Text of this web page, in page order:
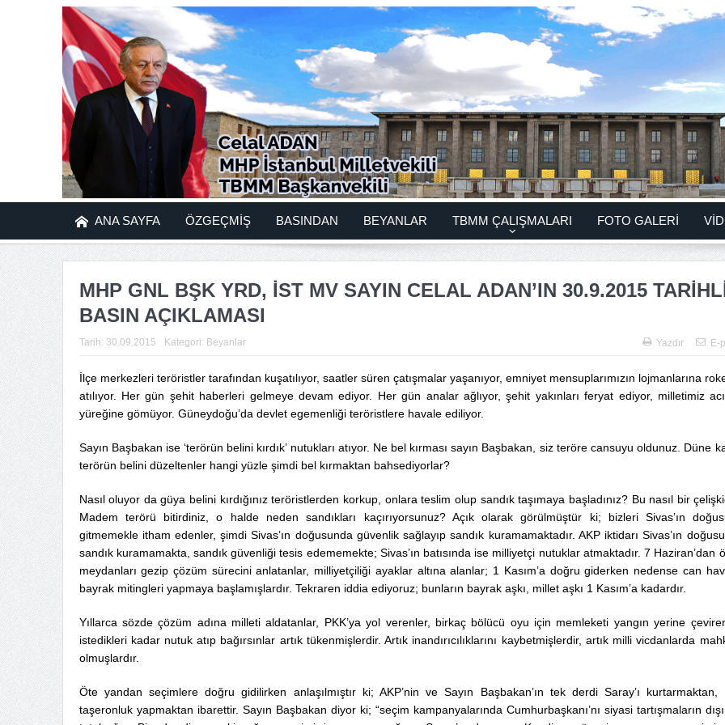
ANA SAYFA ÖZGEÇMİŞ BASINDAN BEYANLAR TBMM ÇALIŞMALARI FOTO GALERİ
MHP GNL BŞK YRD, İST MV SAYIN CELAL ADAN’IN 30.9.2015
BASIN AÇIKLAMASI
Tarih: 30.09.2015 Kategori: Beyanlar Yazdır E-
İlçe merkezleri teröristler tarafından kuşatılıyor, saatler süren çatışmalar yaşanıyor, emniyet mensuplarımızın lojmanlarına
atılıyor. Her gün şehit haberleri gelmeye devam ediyor. Her gün analar ağlıyor, şehit yakınları feryat ediyor, milletimiz
yüreğine gömüyor. Güneydoğu’da devlet egemenliği teröristlere havale ediliyor.
Sayın Başbakan ise ‘terörün belini kırdık’ nutukları atıyor. Ne bel kırması sayın Başbakan, siz teröre cansuyu oldunuz. Düne
terörün belini düzeltenler hangi yüzle şimdi bel kırmaktan bahsediyorlar?
Nasıl oluyor da güya belini kırdığınız teröristlerden korkup, onlara teslim olup sandık taşımaya başladınız? Bu nasıl bir
Madem terörü bitirdiniz, o halde neden sandıkları kaçırıyorsunuz? Açık olarak görülmüştür ki; bizleri Sivas’ın
gitmemekle itham edenler, şimdi Sivas’ın doğusunda güvenlik sağlayıp sandık kuramamaktadır. AKP iktidarı Sivas’ın
sandık kuramamakta, sandık güvenliği tesis edememekte; Sivas’ın batısında ise milliyetçi nutuklar atmaktadır. 7 Haziran’dan
meydanları gezip çözüm sürecini anlatanlar, milliyetçiliği ayaklar altına alanlar; 1 Kasım’a doğru giderken nedense can
bayrak mitingleri yapmaya başlamışlardır. Tekraren iddia ediyoruz; bunların bayrak aşkı, millet aşkı 1 Kasım’a kadardır.
Yıllarca sözde çözüm adına milleti aldatanlar, PKK’ya yol verenler, birkaç bölücü oyu için memleketi yangın yerine
istedikleri kadar nutuk atıp bağırsınlar artık tükenmişlerdir. Artık inandırıcılıklarını kaybetmişlerdir, artık milli vicdanlarda
olmuşlardır.
Öte yandan seçimlere doğru gidilirken anlaşılmıştır ki; AKP’nin ve Sayın Başbakan’ın tek derdi Saray’ı kurtarmaktan,
taşeronluk yapmaktan ibarettir. Sayın Başbakan diyor ki; “seçim kampanyalarında Cumhurbaşkanı’nı siyasi tartışmaların
İstanbul Üniversitesi
ERÖZ’ü anma günü
17.11.2022